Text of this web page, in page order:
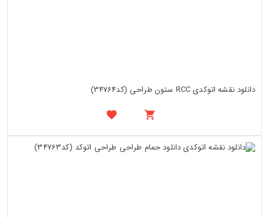
دانلود نقشه اتوکدی RCC ستون طراحی (کد34764)